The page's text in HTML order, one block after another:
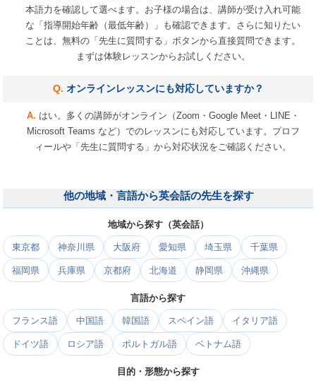
本語力を確認して選べます。お子様の場合は、講師が受け入れ可能
な「指導開始年齢（最低年齢）」も確認できます。さらに知りたい
ことは、無料の「先生に質問する」ボタンから直接質問できます。
まずは体験レッスンからお試しください。
オンラインレッスンにも対応していますか？
はい。多くの講師がオンライン（Zoom・Google Meet・LINE・
Microsoft Teams など）でのレッスンにも対応しています。プロフ
ィールや「先生に質問する」から対応状況をご確認ください。
他の地域・言語から英会話の先生を探す
地域から探す（英会話）
東京都 神奈川県 大阪府 愛知県 埼玉県 千葉県
福岡県 兵庫県 京都府 北海道 静岡県 沖縄県
言語から探す
フランス語 中国語 韓国語 スペイン語 イタリア語
ドイツ語 ロシア語 ポルトガル語 ベトナム語
目的・形態から探す